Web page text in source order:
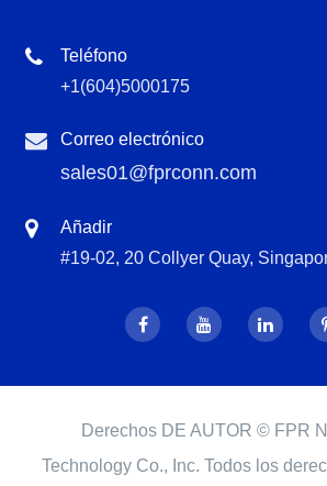
Teléfono
+1(604)5000175
Correo electrónico
sales01@fprconn.com
Añadir
#19-02, 20 Collyer Quay,
Derechos DE AUTOR © FPR
Technology Co., Inc. Todos los